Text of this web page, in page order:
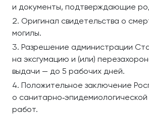
и документы, подтверждающие
Оригинал свидетельства о
могилы.
Разрешение администрации
на эксгумацию и (или)
выдачи — до 5 рабочих дней.
Положительное заключение
о
работ.